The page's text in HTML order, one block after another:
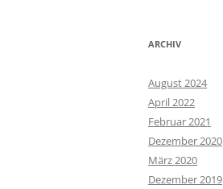
ARCHIV
August 2024
April 2022
Februar 2021
Dezember 2020
März 2020
Dezember 2019